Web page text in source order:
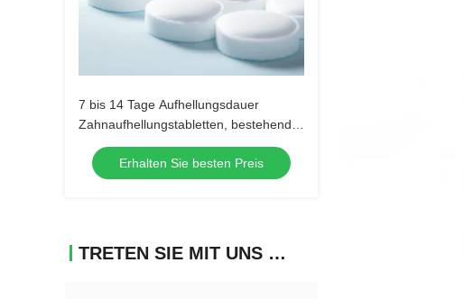
7 bis 14 Tage Aufhellungsdauer
Zahnaufhellungstabletten, bestehend
aus Calciumcarbonat, ideal für
Zahnkliniken und Profis
Erhalten Sie besten Preis
TRETEN SIE MIT UNS IN VERBINDUNG